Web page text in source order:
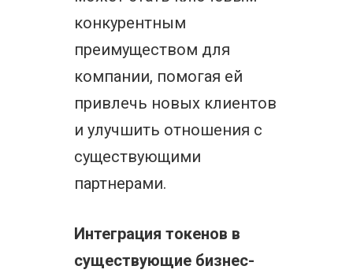
конкурентным
преимуществом для
компании, помогая ей
привлечь новых клиентов
и улучшить отношения с
существующими
партнерами.
Интеграция токенов в
существующие бизнес-